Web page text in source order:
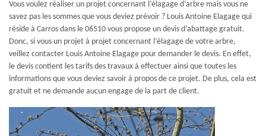
Vous voulez réaliser un projet concernant l’élagage d’arbre mais vous ne
savez pas les sommes que vous deviez prévoir ? Louis Antoine Elagage qui
réside à Carros dans le 06510 vous propose un devis d’abattage gratuit.
Donc, si vous un projet à projet concernant l’élagage de votre arbre,
veillez contacter Louis Antoine Elagage pour demander le devis. En effet,
le devis contient les tarifs des travaux à effectuer ainsi que toutes les
informations que vous deviez savoir à propos de ce projet. De plus, cela est
gratuit et ne demande aucun engage de la part de client.